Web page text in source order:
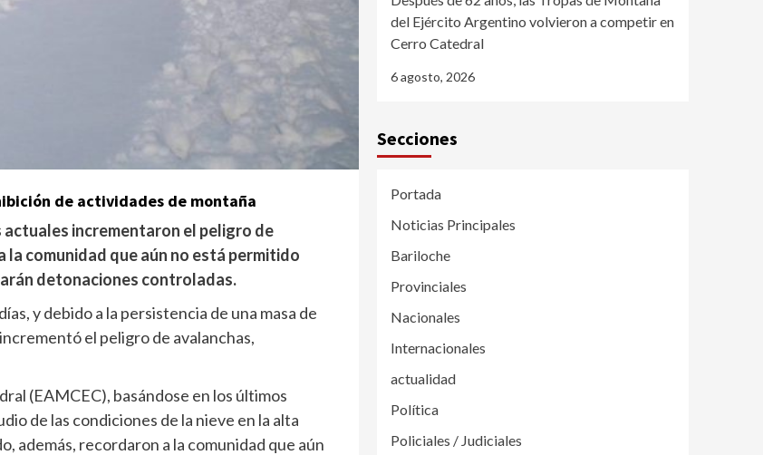
de actividades de montaña
actuales incrementaron el peligro de
la comunidad que aún no está permitido
detonaciones controladas.
y debido a la persistencia de una masa de
el peligro de avalanchas,
(EAMCEC), basándose en los últimos
de las condiciones de la nieve en la alta
además, recordaron a la comunidad que aún
del Ejército Argentino volvieron a competir en
Cerro Catedral
6 agosto, 2026
Secciones
Portada
Noticias Principales
Bariloche
Provinciales
Nacionales
Internacionales
actualidad
Política
Policiales / Judiciales